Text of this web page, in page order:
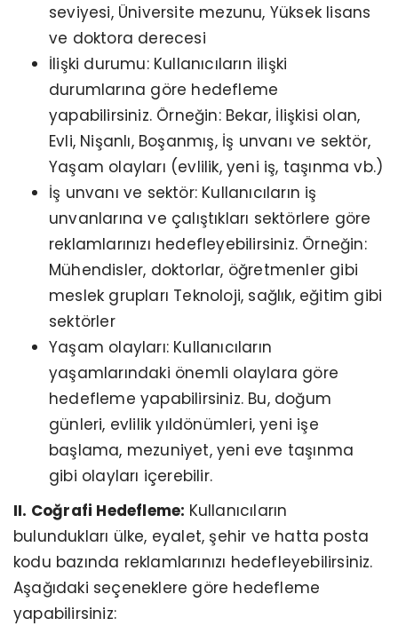
seviyesi, Üniversite mezunu, Yüksek lisans
ve doktora derecesi
İlişki durumu: Kullanıcıların ilişki
durumlarına göre hedefleme
yapabilirsiniz. Örneğin: Bekar, İlişkisi olan,
Evli, Nişanlı, Boşanmış, İş unvanı ve sektör,
Yaşam olayları (evlilik, yeni iş, taşınma vb.)
İş unvanı ve sektör: Kullanıcıların iş
unvanlarına ve çalıştıkları sektörlere göre
reklamlarınızı hedefleyebilirsiniz. Örneğin:
Mühendisler, doktorlar, öğretmenler gibi
meslek grupları Teknoloji, sağlık, eğitim gibi
sektörler
Yaşam olayları: Kullanıcıların
yaşamlarındaki önemli olaylara göre
hedefleme yapabilirsiniz. Bu, doğum
günleri, evlilik yıldönümleri, yeni işe
başlama, mezuniyet, yeni eve taşınma
gibi olayları içerebilir.
II. Coğrafi Hedefleme: Kullanıcıların
bulundukları ülke, eyalet, şehir ve hatta posta
kodu bazında reklamlarınızı hedefleyebilirsiniz.
Aşağıdaki seçeneklere göre hedefleme
yapabilirsiniz: